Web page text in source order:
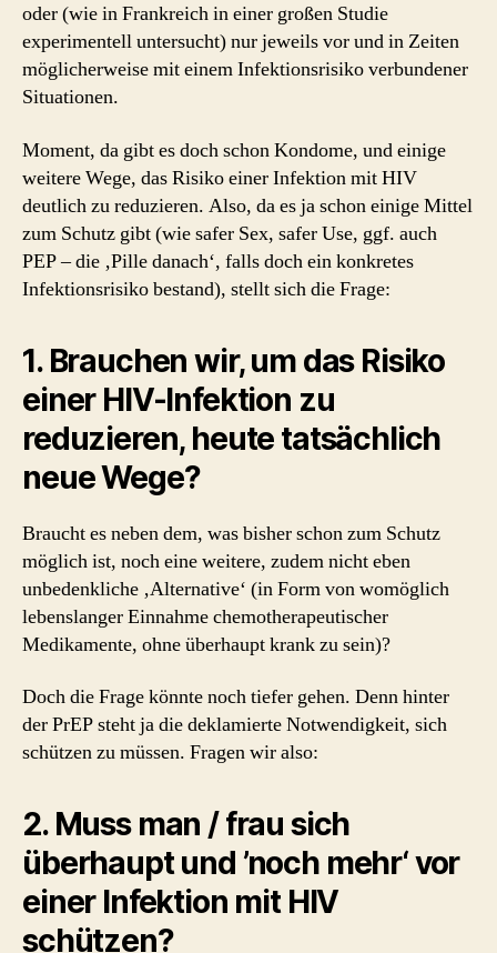
oder (wie in Frankreich in einer großen Studie
experimentell untersucht) nur jeweils vor und in Zeiten
möglicherweise mit einem Infektionsrisiko verbundener
Situationen.
Moment, da gibt es doch schon Kondome, und einige
weitere Wege, das Risiko einer Infektion mit HIV
deutlich zu reduzieren. Also, da es ja schon einige Mittel
zum Schutz gibt (wie safer Sex, safer Use, ggf. auch
PEP – die ‚Pille danach‘, falls doch ein konkretes
Infektionsrisiko bestand), stellt sich die Frage:
1. Brauchen wir, um das Risiko
einer HIV-Infektion zu
reduzieren, heute tatsächlich
neue Wege?
Braucht es neben dem, was bisher schon zum Schutz
möglich ist, noch eine weitere, zudem nicht eben
unbedenkliche ‚Alternative‘ (in Form von womöglich
lebenslanger Einnahme chemotherapeutischer
Medikamente, ohne überhaupt krank zu sein)?
Doch die Frage könnte noch tiefer gehen. Denn hinter
der PrEP steht ja die deklamierte Notwendigkeit, sich
schützen zu müssen. Fragen wir also:
2. Muss man / frau sich
überhaupt und ’noch mehr‘ vor
einer Infektion mit HIV
schützen?